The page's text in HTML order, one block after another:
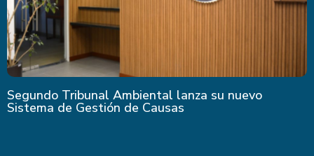
Segundo Tribunal Ambiental lanza su nuevo
Sistema de Gestión de Causas